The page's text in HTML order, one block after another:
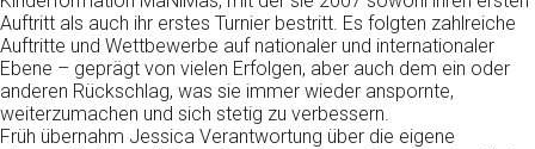
Auftritt als auch ihr erstes Turnier bestritt. Es folgten zahlreiche
Auftritte und Wettbewerbe auf nationaler und internationaler
Ebene – geprägt von vielen Erfolgen, aber auch dem ein oder
anderen Rückschlag, was sie immer wieder anspornte,
weiterzumachen und sich stetig zu verbessern.
Früh übernahm Jessica Verantwortung über die eigene